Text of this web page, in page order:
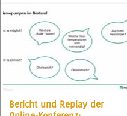
Bericht und Replay der